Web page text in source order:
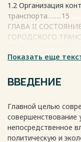
1.2 Организация
транспорта……..15
ГЛАВА II
ГОРОДСКОГО
контроля
2.2 Перспективы и
транспорта в
ГЛАВА III
КОНТРОЛЯ
ПОМОЩЬЮ
Показать еще
ВВЕДЕНИЕ
Главной целью
совершенствование
непосредственное
политическую и